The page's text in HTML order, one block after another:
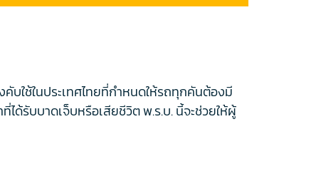
ใช้ในประเทศไทยที่กำหนดให้รถทุกคันต้องมี
ด้รับบาดเจ็บหรือเสียชีวิต พ.ร.บ. นี้จะช่วยให้ผู้